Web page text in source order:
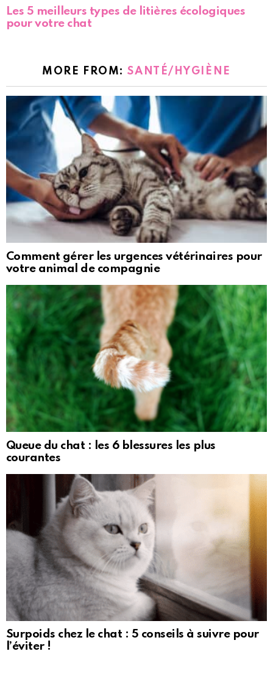
Les 5 meilleurs types de litières écologiques
pour votre chat
MORE FROM:SANTÉ/HYGIÈNE
Comment gérer les urgences vétérinaires pour
votre animal de compagnie
Queue du chat : les 6 blessures les plus
courantes
Surpoids chez le chat : 5 conseils à suivre pour
l’éviter !